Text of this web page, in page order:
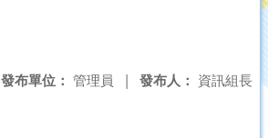
發布人： 資訊組長
發布單位： 管理員 |